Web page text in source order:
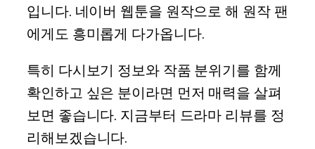
입니다. 네이버 웹툰을 원작으로 해 원작 팬
에게도 흥미롭게 다가옵니다.
특히 다시보기 정보와 작품 분위기를 함께
확인하고 싶은 분이라면 먼저 매력을 살펴
보면 좋습니다. 지금부터 드라마 리뷰를 정
리해보겠습니다.